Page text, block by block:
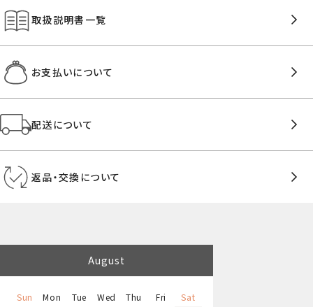
取扱説明書一覧
お支払いについて
配送について
返品・交換について
August
Sun Mon Tue Wed Thu Fri
Sat